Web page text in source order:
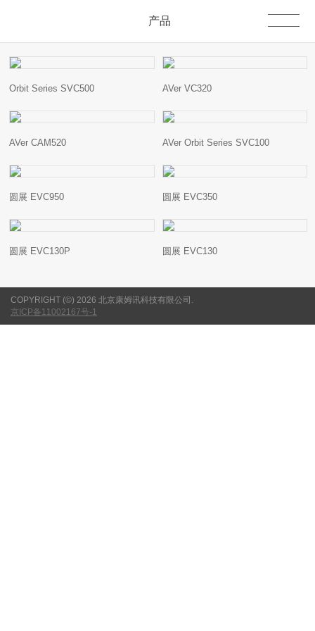
产品
Orbit Series SVC500 AVer VC320
AVer CAM520 AVer Orbit Series SVC100
圆展 EVC950 圆展 EVC350
圆展 EVC130P 圆展 EVC130
COPYRIGHT (©) 2026 北京康姆讯科技有限公司.
京ICP备11002167号-1